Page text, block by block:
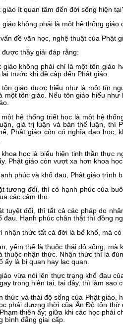
giáo ít quan tâm đến đời sống hiện
giáo không phải là một hệ thống giáo
đề văn học, nghệ thuật của Phật
được thầy giải đáp rằng:
giáo không phải chỉ là một tôn giáo
trước khi đề cập đến Phật giáo.
tôn giáo được hiểu như là một tín
một tôn giáo. Nếu tôn giáo hiểu
một hệ thống triết học là một hệ
giá trị luận và bản thể luận, thì
Phật giáo còn có nghĩa đạo học,
khoa học là biểu hiện tinh thần thực
Phật giáo còn vượt xa hơn khoa
phúc và khổ đau, Phật giáo trình
tương đối, thì có hạnh phúc của
các cảm thọ.
tuyệt đối, thì tất cả các pháp do
đau. Hạnh phúc chân thật thì đồng
nhận thức tất cả đời là bể khổ, mà
yếm thế là thuộc thái độ sống, mà
thuộc nhận thức. Nhận thức thì là
ấy là bi quan hay lạc quan.
vừa nói lên thực trạng khổ đau
trong hiện tại, tại đây, thì làm sao
thức và thái độ sống của Phật giáo,
phái đương thời của Ấn Ðộ tôn thờ
thiên ấy; giữa khi các học phái
bình đẳng giai cấp.